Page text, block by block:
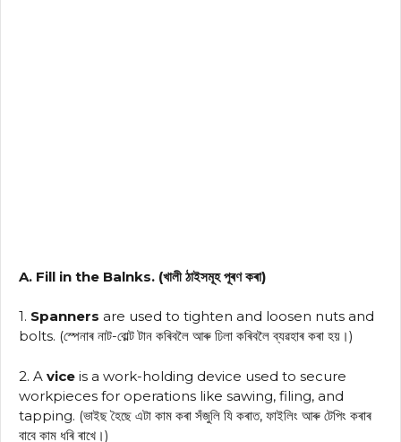
A. Fill in the Balnks. (খালী ঠাইসমূহ পূৰণ কৰা)
1. Spanners are used to tighten and loosen nuts and
bolts. (স্পেনাৰ নাট-বোল্ট টান কৰিবলৈ আৰু ঢিলা কৰিবলৈ ব্যৱহাৰ কৰা হয়।)
2. A vice is a work-holding device used to secure
workpieces for operations like sawing, filing, and
tapping. (ভাইছ হৈছে এটা কাম কৰা সঁজুলি যি কৰাত, ফাইলিং আৰু টেপিং কৰাৰ
বাবে কাম ধৰি ৰাখে।)